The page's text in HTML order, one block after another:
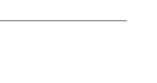
いて